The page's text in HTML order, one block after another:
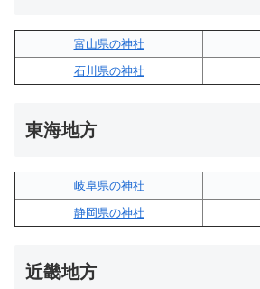
富山県の神社
石川県の神社
東海地方
岐阜県の神社
静岡県の神社
近畿地方